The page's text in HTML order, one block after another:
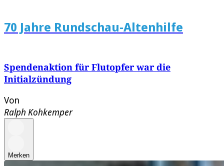
70 Jahre Rundschau-Altenhilfe
Spendenaktion für Flutopfer war die
Initialzündung
Von
Ralph Kohkemper
Merken